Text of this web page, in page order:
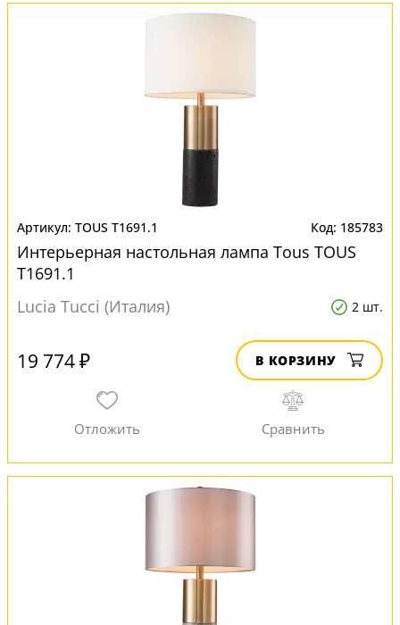
TOUS T1691.1 185783
Интерьерная настольная лампа Tous TOUS
T1691.1
Lucia Tucci (Италия)
2 шт.
19 774 ₽ В КОРЗИНУ